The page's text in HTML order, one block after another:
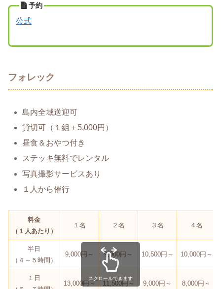
予約
公式
フォレック
島内全域送迎可
貸切可（１組＋5,000円）
昼食＆おやつ付き
ステッキ無料でレンタル
写真撮影サービスあり
１人から催行
料金
（１人あたり）
１名 ２名 ３名 ４名
半日
（４～５時間）
9,000円～ 9,000円～ 10,500円～ 10,000円～
１日
13,000円～ 11,500円～ 9,000円～ 8,000円～
スクロールできます